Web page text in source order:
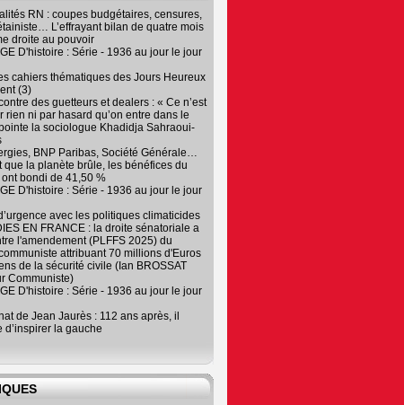
RN : coupes budgétaires, censures,
L’effrayant bilan de quatre mois
droite au pouvoir
D'histoire : Série - 1936 au jour le jour
cahiers thématiques des Jours Heureux
(3)
des guetteurs et dealers : « Ce n’est
rien ni par hasard qu’on entre dans le
la sociologue Khadidja Sahraoui-
BNP Paribas, Société Générale…
que la planète brûle, les bénéfices du
bondi de 41,50 %
D'histoire : Série - 1936 au jour le jour
avec les politiques climaticides
EN FRANCE : la droite sénatoriale a
l'amendement (PLFFS 2025) du
attribuant 70 millions d'Euros
de la sécurité civile (Ian BROSSAT
Communiste)
D'histoire : Série - 1936 au jour le jour
de Jean Jaurès : 112 ans après, il
d’inspirer la gauche